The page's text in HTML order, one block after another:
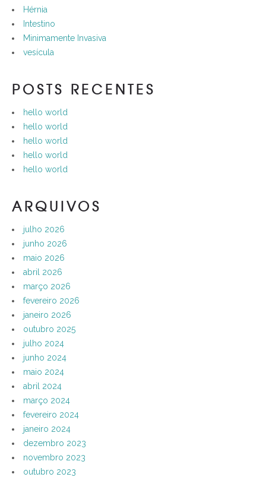
Hérnia
Intestino
Minimamente Invasiva
vesícula
POSTS RECENTES
hello world
hello world
hello world
hello world
hello world
ARQUIVOS
julho 2026
junho 2026
maio 2026
abril 2026
março 2026
fevereiro 2026
janeiro 2026
outubro 2025
julho 2024
junho 2024
maio 2024
abril 2024
março 2024
fevereiro 2024
janeiro 2024
dezembro 2023
novembro 2023
outubro 2023